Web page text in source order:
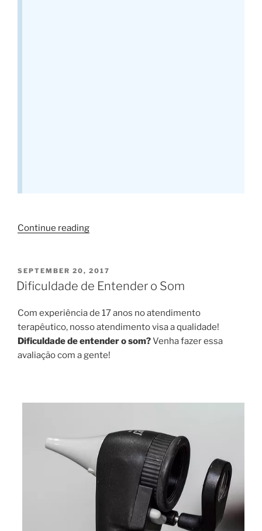
Continue reading“Tratamento
no
Ouvido
POSTED
ON
SEPTEMBER 20, 2017
Dificuldade de Entender o Som
Com experiência de 17 anos no atendimento
terapêutico, nosso atendimento visa a qualidade!
Dificuldade de entender o som?Venha fazer essa
avaliação com a gente!